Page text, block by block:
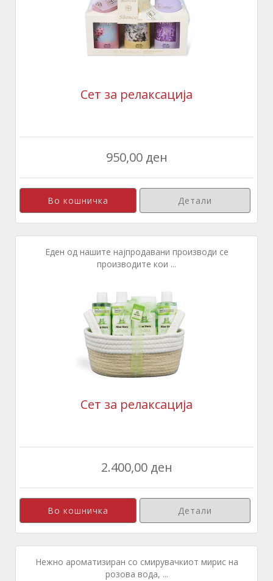
Сет за релаксација
950,00 ден
Детали
Еден од нашите најпродавани производи се
производите кои ...
Сет за релаксација
2.400,00 ден
Детали
Нежно ароматизиран со смирувачкиот мирис на
розова вода, ...